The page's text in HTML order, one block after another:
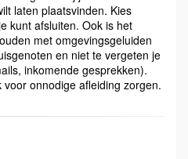
laten plaatsvinden. Kies
kunt afsluiten. Ook is het
met omgevingsgeluiden
en niet te vergeten je
inkomende gesprekken).
onnodige afleiding zorgen.